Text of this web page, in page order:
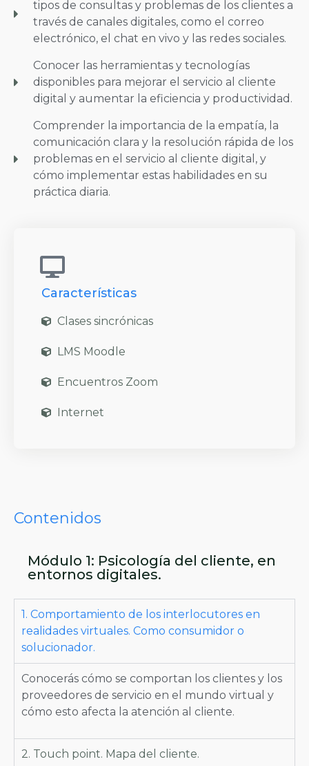
tipos de consultas y problemas de los clientes a
través de canales digitales, como el correo
electrónico, el chat en vivo y las redes sociales.
Conocer las herramientas y tecnologías
disponibles para mejorar el servicio al cliente
digital y aumentar la eficiencia y productividad.
Comprender la importancia de la empatía, la
comunicación clara y la resolución rápida de los
problemas en el servicio al cliente digital, y
cómo implementar estas habilidades en su
práctica diaria.
Características
Clases sincrónicas
LMS Moodle
Encuentros Zoom
Internet
Contenidos
Módulo 1: Psicología del cliente, en
entornos digitales.
1. Comportamiento de los interlocutores en
realidades virtuales. Como consumidor o
solucionador.
Conocerás cómo se comportan los clientes y los
proveedores de servicio en el mundo virtual y
cómo esto afecta la atención al cliente.
2. Touch point. Mapa del cliente.